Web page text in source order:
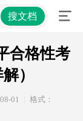
平合格性考试
搜文档
合格性考
）
01
格式：